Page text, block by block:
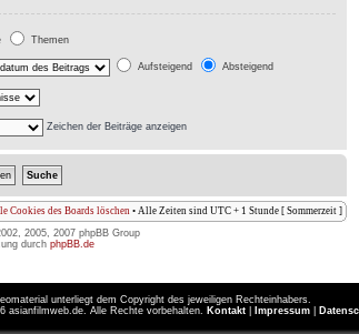
Themen
Aufsteigend Absteigend
Zeichen der Beiträge anzeigen
Cookies des Boards löschen • Alle Zeiten sind UTC + 1 Stunde [ Sommerzeit ]
2005, 2007 phpBB Group
durch phpBB.de
unterliegt dem Copyright des jeweiligen Rechteinhabers.
asianfilmweb.de. Alle Rechte vorbehalten.
Kontakt Impressum